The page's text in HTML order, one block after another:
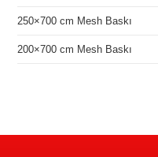
250×700 cm Mesh Baskı
200×700 cm Mesh Baskı